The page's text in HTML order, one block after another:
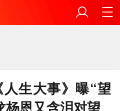
生大事》曝“望
杨恩又含泪对望